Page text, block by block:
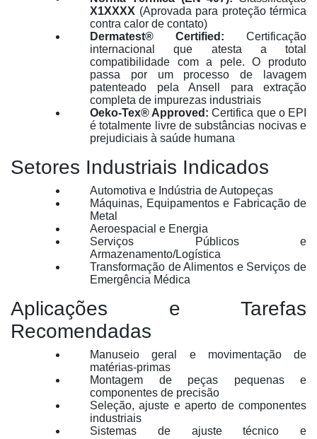
X1XXXX (Aprovada para proteção térmica
contra calor de contato)
Dermatest® Certified: Certificação
internacional que atesta a total
compatibilidade com a pele. O produto
passa por um processo de lavagem
patenteado pela Ansell para extração
completa de impurezas industriais
Oeko-Tex® Approved: Certifica que o EPI
é totalmente livre de substâncias nocivas e
prejudiciais à saúde humana
Setores Industriais Indicados
Automotiva e Indústria de Autopeças
Máquinas, Equipamentos e Fabricação de
Metal
Aeroespacial e Energia
Serviços Públicos e
Armazenamento/Logística
Transformação de Alimentos e Serviços de
Emergência Médica
Aplicações e Tarefas
Recomendadas
Manuseio geral e movimentação de
matérias-primas
Montagem de peças pequenas e
componentes de precisão
Seleção, ajuste e aperto de componentes
industriais
Sistemas de ajuste técnico e